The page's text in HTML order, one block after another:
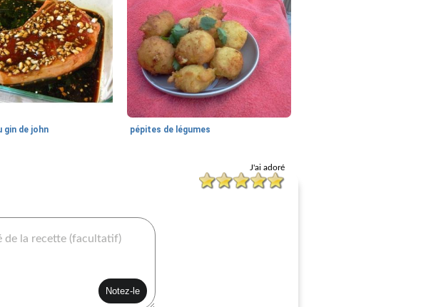
gin de john pépites de légumes
J'ai adoré